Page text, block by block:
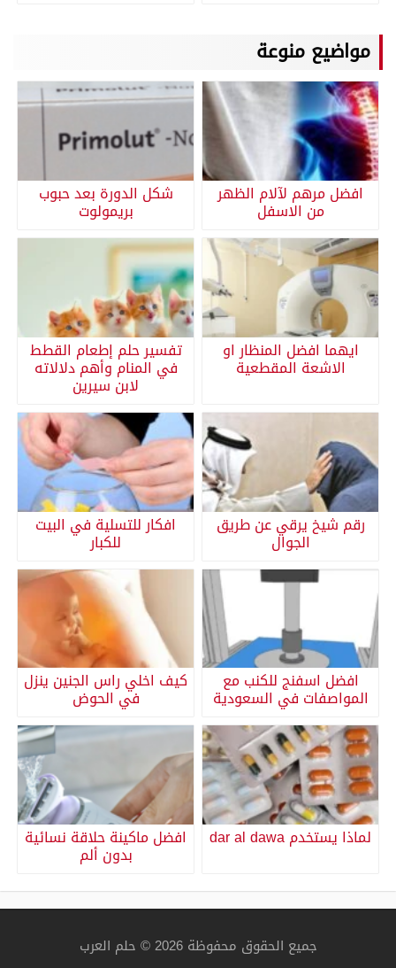
مواضيع منوعة
افضل مرهم لآلام الظهر
من الاسفل
شكل الدورة بعد حبوب
بريمولوت
ايهما افضل المنظار او
الاشعة المقطعية
تفسير حلم إطعام القطط
في المنام وأهم دلالاته
لابن سيرين
رقم شيخ يرقي عن طريق
الجوال
افكار للتسلية في البيت
للكبار
افضل اسفنج للكنب مع
المواصفات في السعودية
كيف اخلي راس الجنين ينزل
في الحوض
لماذا يستخدم dar al dawa افضل ماكينة حلاقة نسائية
بدون ألم
جميع الحقوق محفوظة 2026 © حلم العرب